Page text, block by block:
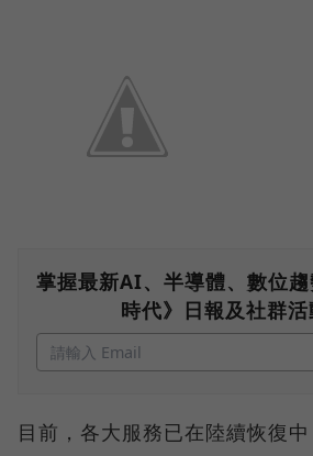
掌握最新AI、半導體、數位
時代》日報及社群活
目前，各大服務已在陸續恢復